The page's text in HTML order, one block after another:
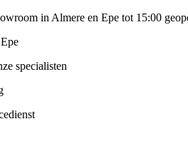
in Almere en Epe tot 15:00
specialisten